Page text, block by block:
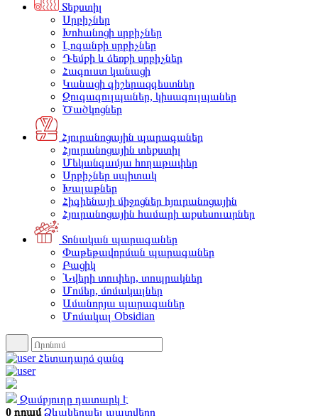
Տեքստիլ
Սրբիչներ
Խոհանոցի սրբիչներ
Լոգանքի սրբիչներ
Դեմքի և ձեռքի սրբիչներ
Հագուստ կանացի
Կանացի գիշերազգեստներ
Զուգագուլպաներ, կիսագուլպաներ
Ծածկոցներ
Հյուրանոցային պարագաներ
Հյուրանոցային տեքստիլ
Մեկանգամյա հողաթափեր
Սրբիչներ սպիտակ
Խալաթներ
Հիգիենայի միջոցներ հյուրանոցային
Հյուրանոցային համարի աքսեսուարներ
Տոնական պարագաներ
Փաթեթավորման պարագաներ
Բացիկ
Նվերի տուփեր, տոպրակներ
Մոմեր, մոմակալներ
Ամանորյա պարագաներ
Մոմակալ Obsidian
Հետադարձ զանգ
Զամբյուղը դատարկ է
0 դրամ Ձևակերպել պատվերը